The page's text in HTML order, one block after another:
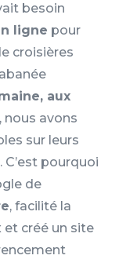
besoin
ligne pour
croisières
aux
nous avons
sur leurs
pourquoi
de
, facilité la
et créé un site